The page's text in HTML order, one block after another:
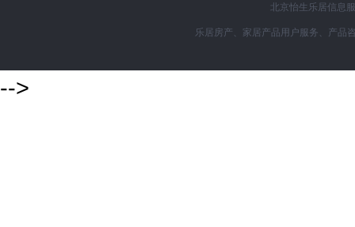
北京怡生乐居信息
乐居房产、家居产品用户服务、产品
-->